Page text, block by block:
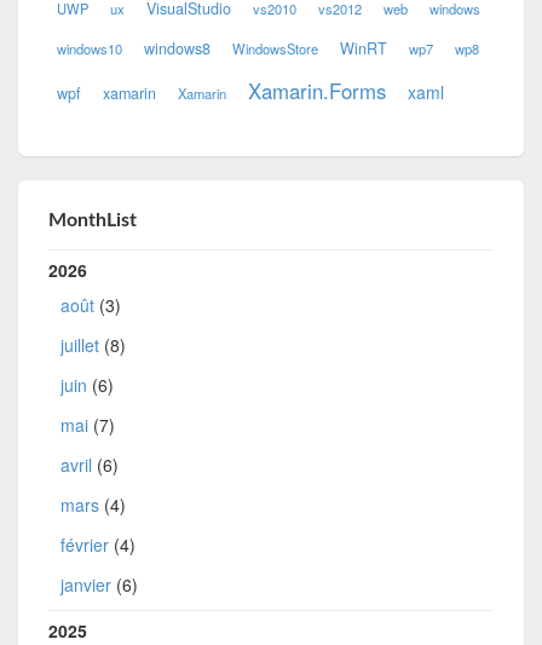
UWP ux VisualStudio vs2010 vs2012 web windows
windows10 windows8 WindowsStore WinRT wp7 wp8
wpf xamarin Xamarin Xamarin.Forms xaml
MonthList
2026
août (3)
juillet (8)
juin (6)
mai (7)
avril (6)
mars (4)
février (4)
janvier (6)
2025